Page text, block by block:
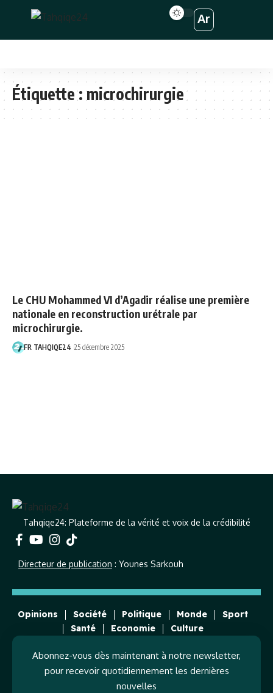
Ar
Étiquette :microchirurgie
Le CHU Mohammed VI d’Agadir réalise une première
nationale en reconstruction urétrale par
microchirurgie.
FR TAHQIQE24 25 décembre 2025
Tahqiqe24: Plateforme de la vérité et voix de la crédibilité
Directeur de publication : Younes Sarkouh
Opinions Société Politique Monde
Sport
Santé
Economie Culture
Abonnez-vous dès maintenant à notre newsletter,
pour recevoir quotidiennement les dernières
nouvelles